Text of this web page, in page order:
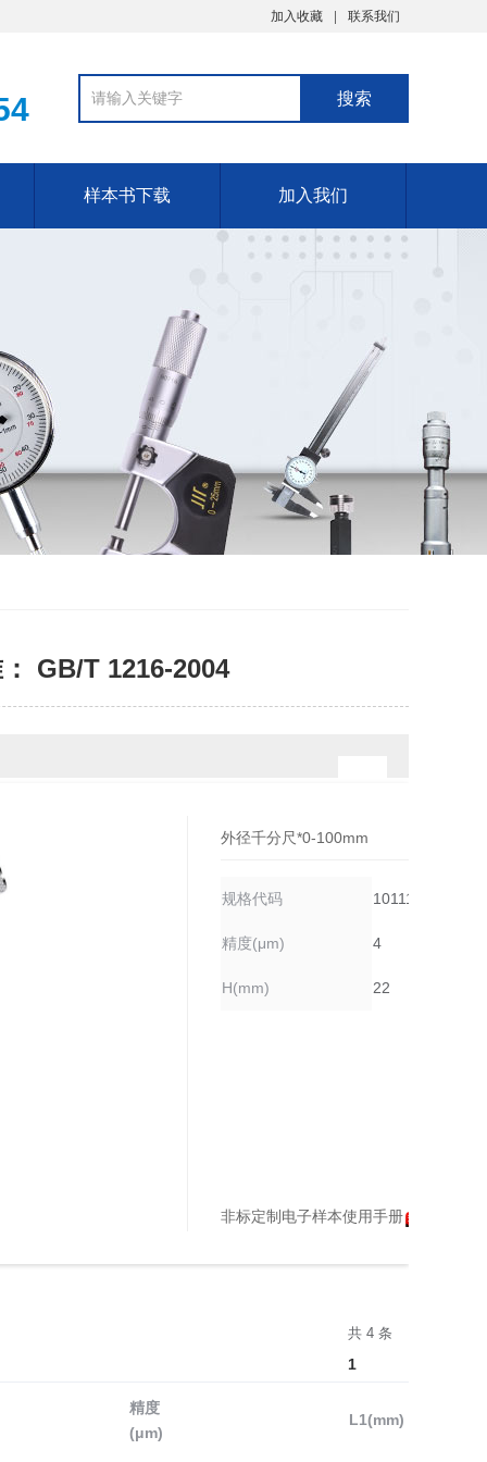
加入收藏 联系我们
样本书下载 加入我们
GB/T 1216-2004
外径千分尺*0-100mm
规格代码 1011131030
精度(μm) 4
H(mm) 22
非标定制电子样本使用手册
共 4 条
1
精度
(μm)
L1(mm)